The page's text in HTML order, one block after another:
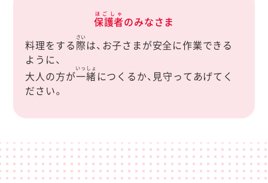
保護者
ほごしゃ
のみなさま
料理をする 際
さい
は、お子さまが安全に作業できる
ように、
大人の方が一緒
いっしょ
につくるか、見守ってあげてく
ださい。